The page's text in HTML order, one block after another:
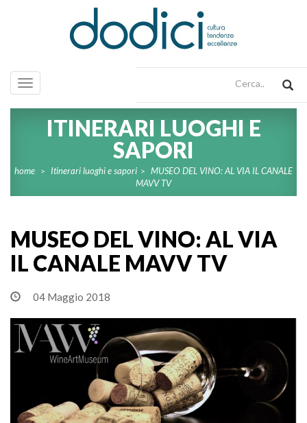
Toggle
navigation
ITINERARI LUOGHI E
SAPORI
home > Itinerari luoghi e sapori > MUSEO DEL VINO: AL VIA IL CANALE
MAVV TV
MUSEO DEL VINO: AL VIA
IL CANALE MAVV TV
04 Maggio 2018